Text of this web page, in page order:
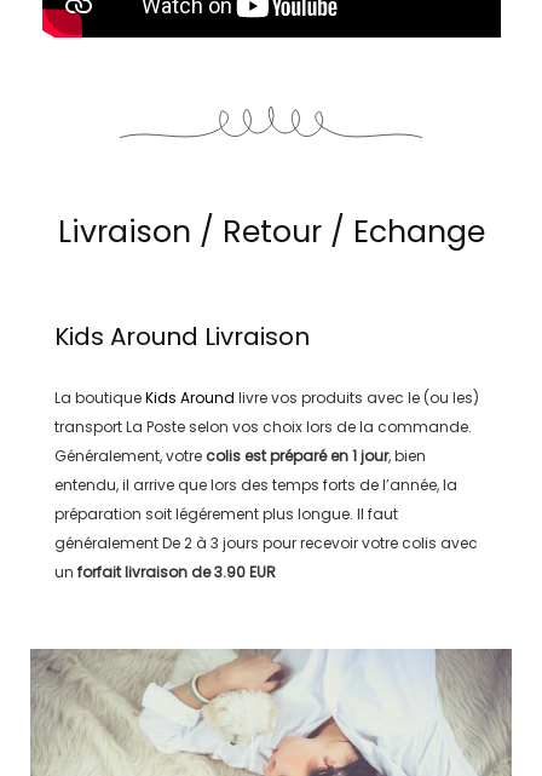
Livraison / Retour / Echange
Kids Around Livraison
La boutiqueKids Around livre vos produits avec le (ou les)
transportLa Posteselon vos choix lors de la commande.
Généralement, votre colis est préparé en1 jour, bien
entendu, il arrive que lors des temps forts de l’année, la
préparation soit légérement plus longue. Il faut
généralementDe 2 à 3 jours pour recevoir votre colis avec
un forfait livraison de3.90 EUR